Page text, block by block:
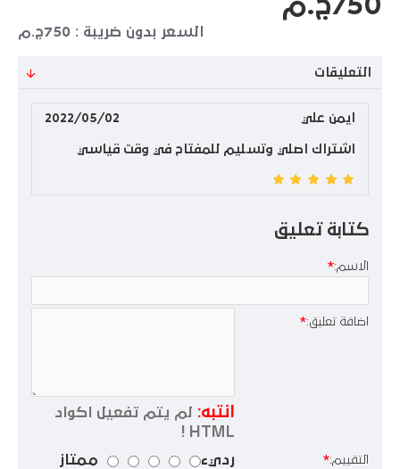
750ج.م
السعر بدون ضريبة : 750ج.م
التعليقات
ايمن علي 2022/05/02
اشتراك اصلي وتسليم للمفتاح في وقت قياسي
كتابة تعليق
الاسم:
اضافة تعليق:
انتبه:
لم يتم تفعيل اكواد
HTML !
التقييم: رديء ممتاز